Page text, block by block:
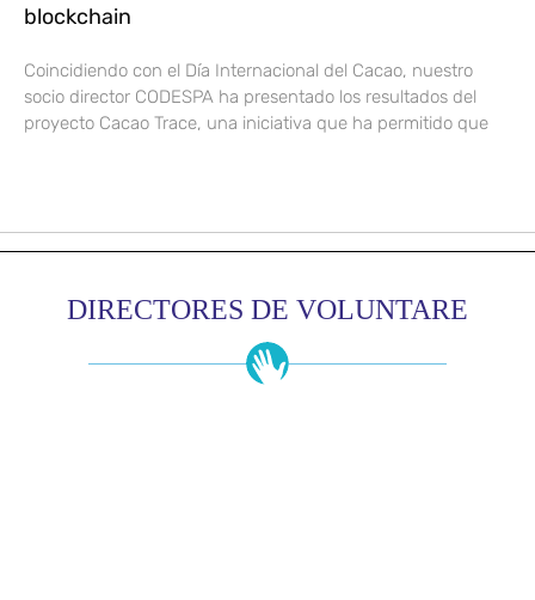
blockchain
Coincidiendo con el Día Internacional del Cacao, nuestro
socio director CODESPA ha presentado los resultados del
proyecto Cacao Trace, una iniciativa que ha permitido que
DIRECTORES DE VOLUNTARE